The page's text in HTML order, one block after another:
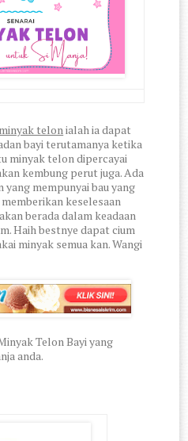
minyak telon ialah ia dapat
bayi terutamanya ketika
minyak telon dipercayai
kembung perut juga. Ada
mempunyai bau yang
keselesaan
berada dalam keadaan
Haih bestnye dapat cium
minyak semua kan. Wangi
Telon Bayi yang
anda.